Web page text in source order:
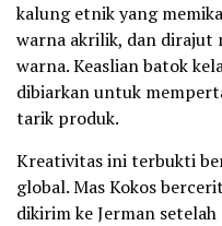
kalung etnik yang
warna akrilik, dan dirajut
warna. Keaslian batok
dibiarkan untuk
tarik produk.
Kreativitas ini terbukti
global. Mas Kokos
dikirim ke Jerman